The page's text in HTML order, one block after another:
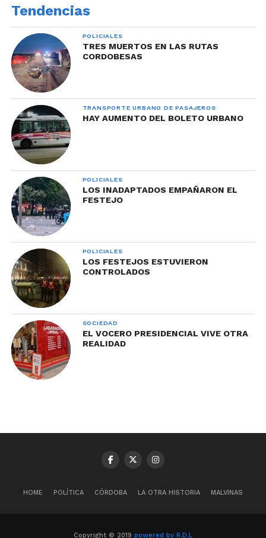
Tendencias
POLICIALES
TRES MUERTOS EN LAS RUTAS
CORDOBESAS
TRANSPORTE URBANO DE PASAJEROS
HAY AUMENTO DEL BOLETO URBANO
POLICIALES
LOS INADAPTADOS EMPAÑARON EL
FESTEJO
POLICIALES
LOS FESTEJOS ESTUVIERON
CONTROLADOS
SOCIEDAD
EL VOCERO PRESIDENCIAL VIVE OTRA
REALIDAD
HOME POLÍTICA CÓRDOBA LA OTRA HISTORIA MALVINAS
Copyright © 2019 powered by R.D.L